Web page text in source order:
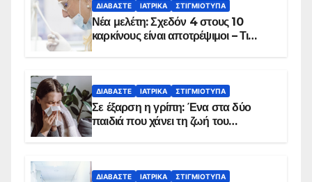
ΔΙΑΒΆΣΤΕ ΙΑΤΡΙΚΆ ΣΤΙΓΜΙΌΤΥΠΑ
Νέα μελέτη: Σχεδόν 4 στους 10
καρκίνους είναι αποτρέψιμοι – Τι
ΔΙΑΒΆΣΤΕ ΙΑΤΡΙΚΆ ΣΤΙΓΜΙΌΤΥΠΑ
Σε έξαρση η γρίπη: Ένα στα δύο
παιδιά που χάνει τη ζωή του
ΔΙΑΒΆΣΤΕ ΙΑΤΡΙΚΆ ΣΤΙΓΜΙΌΤΥΠΑ